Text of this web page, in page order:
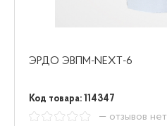
ЭРДО ЭВПМ-NEXT-6
Код товара: 114347
— отзывов нет